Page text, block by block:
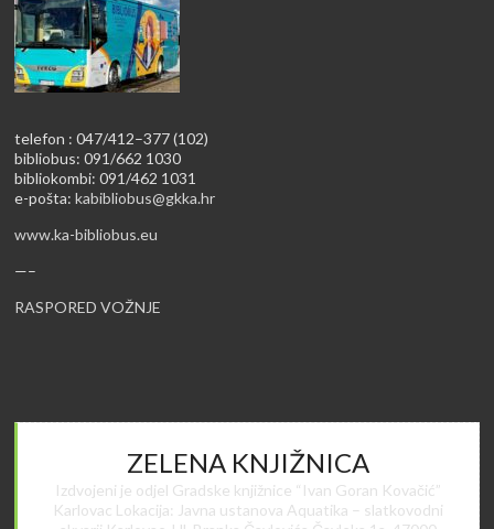
telefon : 047/412–377 (102)
bibliobus: 091/662 1030
bibliokombi: 091/462 1031
e-pošta:kabibliobus@gkka.hr
www.ka-bibliobus.eu
—–
RASPORED VOŽNJE
ZELENA KNJIŽNICA
Izdvojeni je odjel Gradske knjižnice “Ivan Goran Kovačić”
Karlovac Lokacija: Javna ustanova Aquatika – slatkovodni